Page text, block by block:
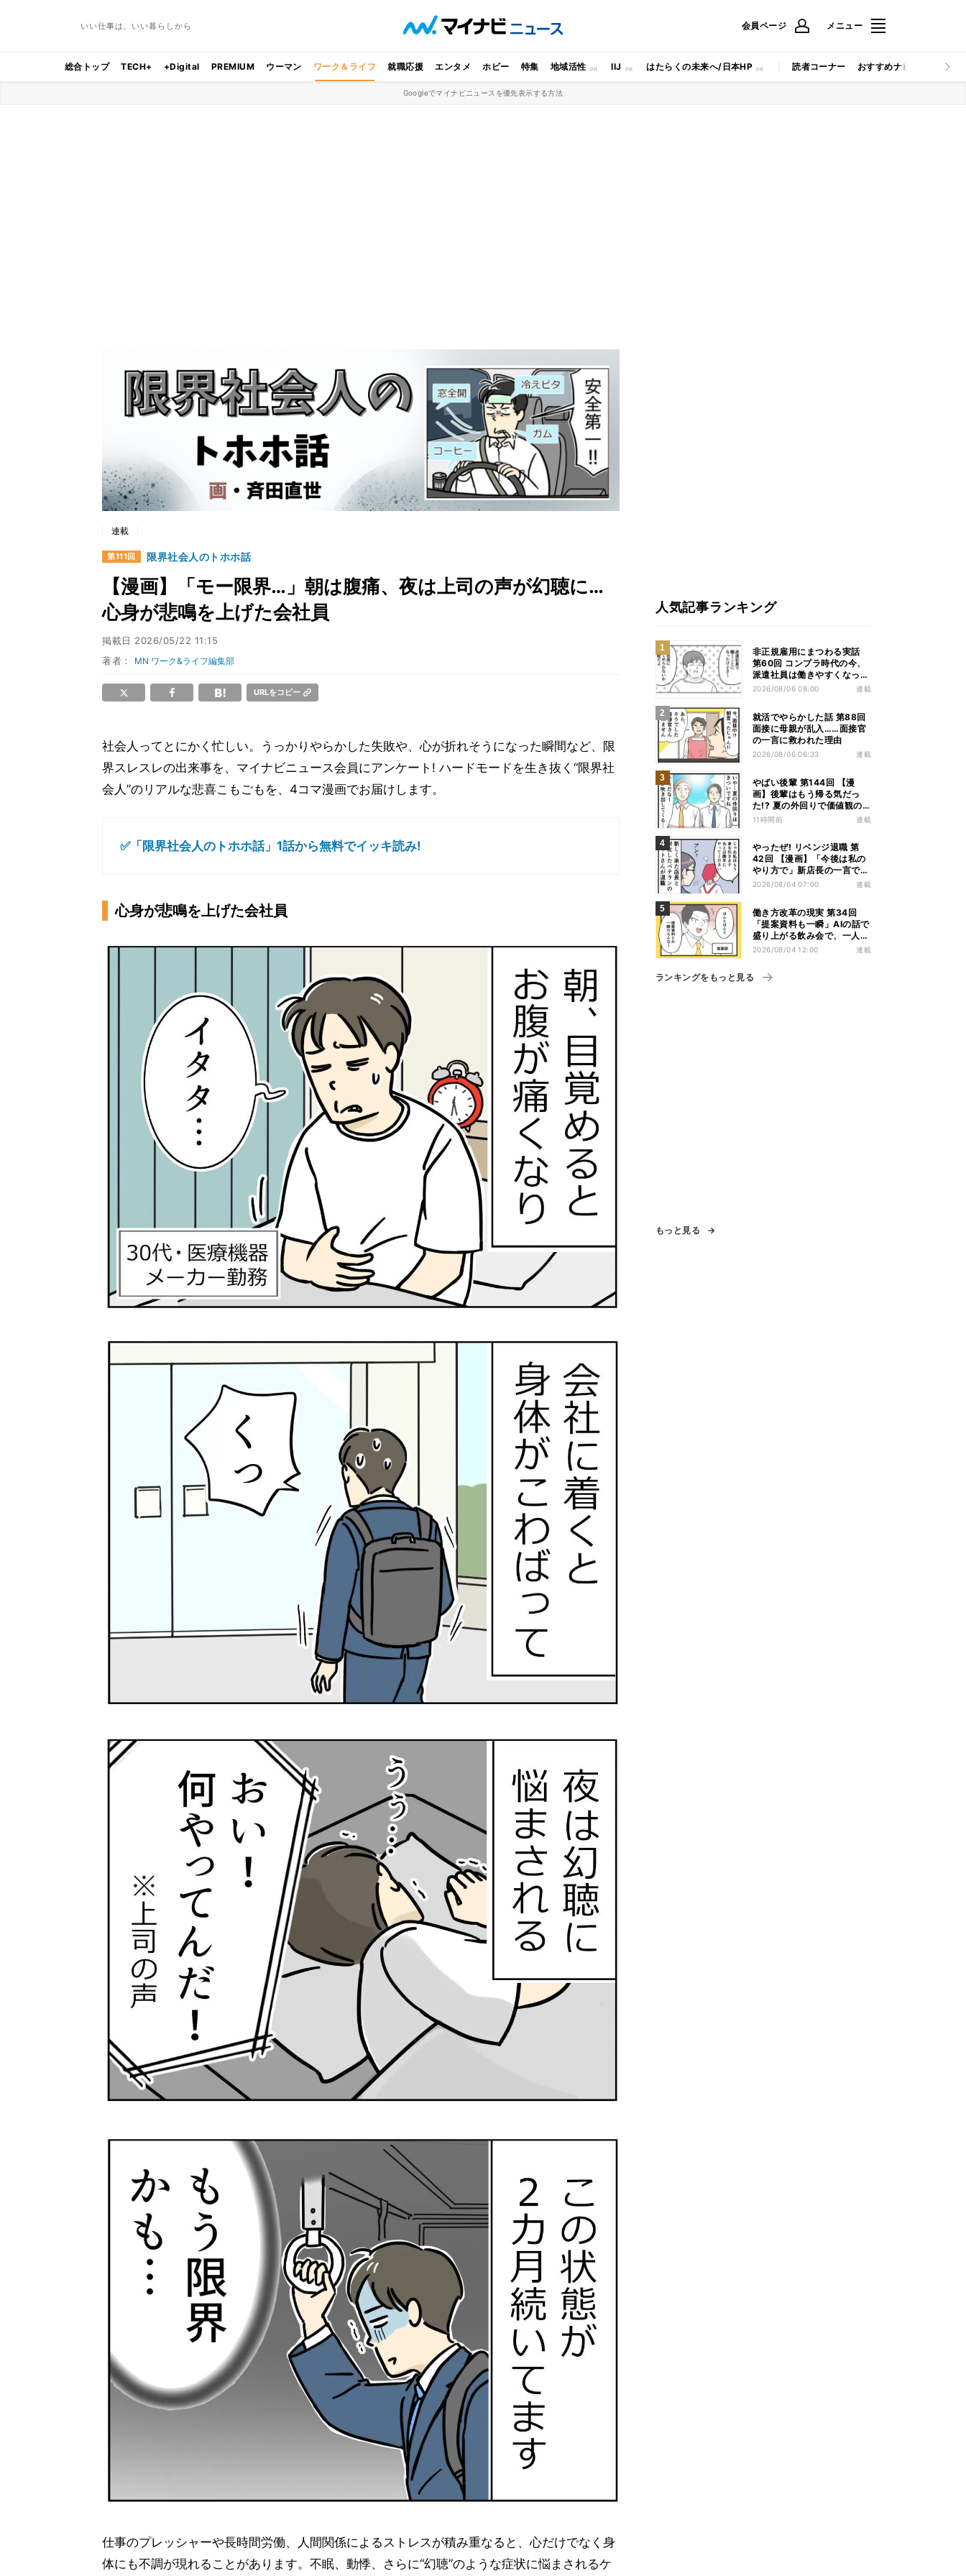
いい仕事は、いい暮らしから 会員ページ メニュー
総合トップ TECH+ +Digital PREMIUM ウーマン ワーク＆ライフ 就職応援 エンタメ ホビー 特集 地域活性 IIJ はたらくの未来へ/日本HP 読者コーナー おすすめナビ マイナビ
Googleでマイナビニュースを優先表示する方法
連載
第111回 限界社会人のトホホ話
【漫画】「モー限界…」朝は腹痛、夜は上司の声が幻聴に…
心身が悲鳴を上げた会社員
掲載日 2026/05/22 11:15
著者： MN ワーク&ライフ編集部
URLをコピー
社会人ってとにかく忙しい。うっかりやらかした失敗や、心が折れそうになった瞬間など、限
界スレスレの出来事を、マイナビニュース会員にアンケート! ハードモードを生き抜く“限界社
会人”のリアルな悲喜こもごもを、4コマ漫画でお届けします。
✅「限界社会人のトホホ話」1話から無料でイッキ読み!
心身が悲鳴を上げた会社員
仕事のプレッシャーや長時間労働、人間関係によるストレスが積み重なると、心だけでなく身
体にも不調が現れることがあります。不眠、動悸、さらに“幻聴”のような症状に悩まされるケ
人気記事ランキング
非正規雇用にまつわる実話
第60回 コンプラ時代の今、
派遣社員は働きやすくなっ
た?
2026/08/06 08:00 連載
就活でやらかした話 第88回
面接に母親が乱入……面接官
の一言に救われた理由
2026/08/06 06:33 連載
やばい後輩 第144回 【漫
画】後輩はもう帰る気だっ
た!? 夏の外回りで価値観の
違いを実感
11時間前 連載
やったぜ! リベンジ退職 第
42回 【漫画】「今後は私の
やり方で」新店長の一言でベ
テラン退職→崩壊した現場
2026/08/04 07:00 連載
働き方改革の現実 第34回
「提案資料も一瞬」AIの話で
盛り上がる飲み会で、一人だ
け笑えなかった理由
2026/08/04 12:00 連載
ランキングをもっと見る
もっと見る